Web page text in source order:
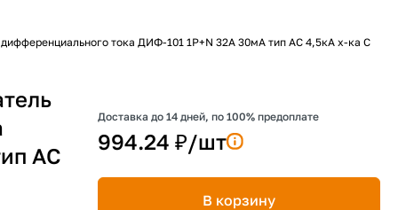
тока ДИФ-101 1P+N 32А 30мА тип AC 4,5кА х-ка С
AC
Доставка до 14 дней, по 100% предоплате
994.24 ₽/шт
В корзину